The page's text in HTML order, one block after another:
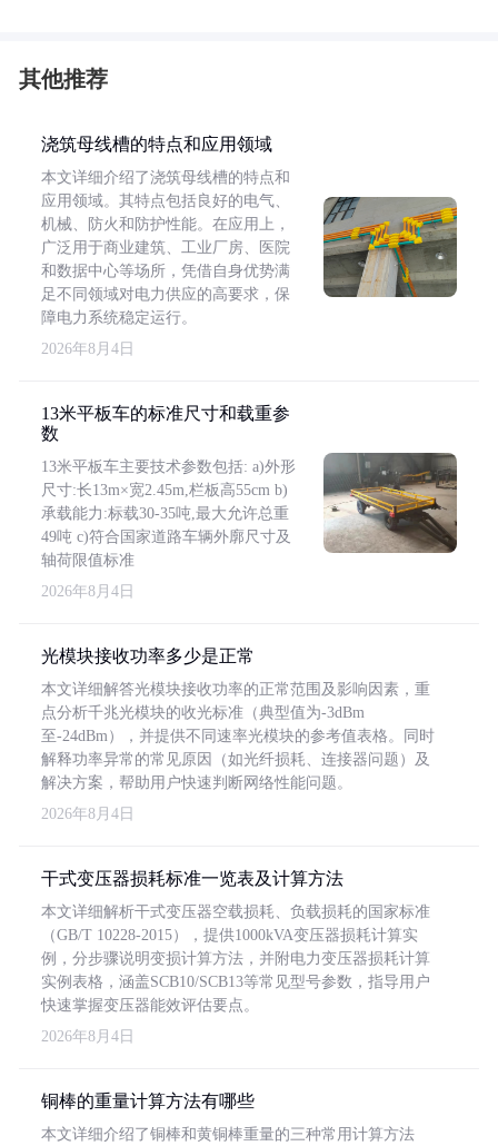
其他推荐
浇筑母线槽的特点和应用领域
本文详细介绍了浇筑母线槽的特点和
应用领域。其特点包括良好的电气、
机械、防火和防护性能。在应用上，
广泛用于商业建筑、工业厂房、医院
和数据中心等场所，凭借自身优势满
足不同领域对电力供应的高要求，保
障电力系统稳定运行。
2026年8月4日
13米平板车的标准尺寸和载重参
数
13米平板车主要技术参数包括: a)外形
尺寸:长13m×宽2.45m,栏板高55cm b)
承载能力:标载30-35吨,最大允许总重
49吨 c)符合国家道路车辆外廓尺寸及
轴荷限值标准
2026年8月4日
光模块接收功率多少是正常
本文详细解答光模块接收功率的正常范围及影响因素，重
点分析千兆光模块的收光标准（典型值为-3dBm
至-24dBm），并提供不同速率光模块的参考值表格。同时
解释功率异常的常见原因（如光纤损耗、连接器问题）及
解决方案，帮助用户快速判断网络性能问题。
2026年8月4日
干式变压器损耗标准一览表及计算方法
本文详细解析干式变压器空载损耗、负载损耗的国家标准
（GB/T 10228-2015），提供1000kVA变压器损耗计算实
例，分步骤说明变损计算方法，并附电力变压器损耗计算
实例表格，涵盖SCB10/SCB13等常见型号参数，指导用户
快速掌握变压器能效评估要点。
2026年8月4日
铜棒的重量计算方法有哪些
本文详细介绍了铜棒和黄铜棒重量的三种常用计算方法